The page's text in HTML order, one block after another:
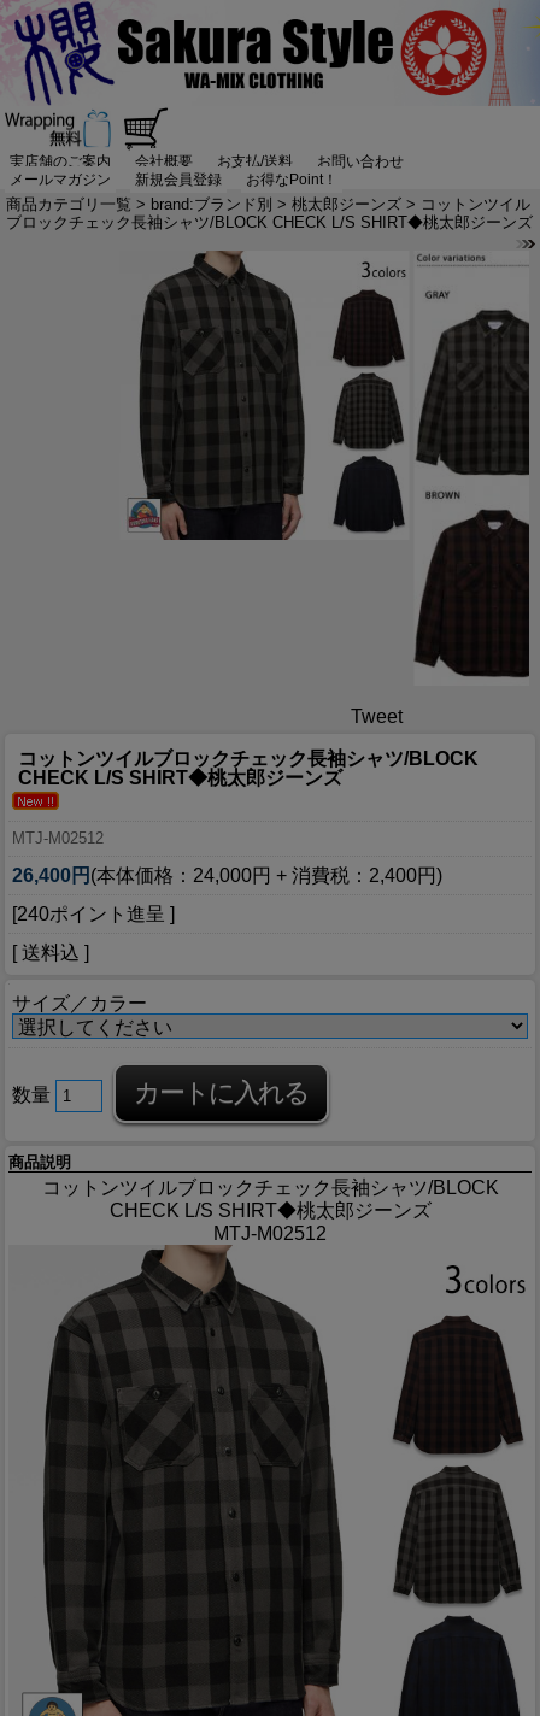
実店舗のご案内 会社概要 お支払/送料
お問い合わせ
メールマガジン
新規会員登録 お得なPoint！
商品カテゴリ一覧 > brand:ブランド別 > 桃太郎ジーンズ > コットンツイル
ブロックチェック長袖シャツ/BLOCK CHECK L/S SHIRT◆桃太郎ジーンズ
Tweet
コットンツイルブロックチェック長袖シャツ/BLOCK
CHECK L/S SHIRT◆桃太郎ジーンズ
MTJ-M02512
26,400円 (本体価格：24,000円 + 消費税：2,400円)
[240ポイント進呈 ]
[ 送料込 ]
サイズ／カラー
数量
商品説明
コットンツイルブロックチェック長袖シャツ/BLOCK
CHECK L/S SHIRT◆桃太郎ジーンズ
MTJ-M02512